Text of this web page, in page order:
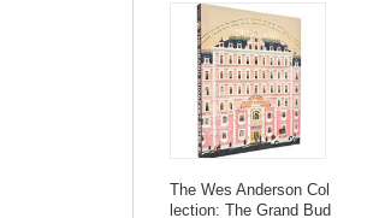
The Wes Anderson Col
lection: The Grand Bud